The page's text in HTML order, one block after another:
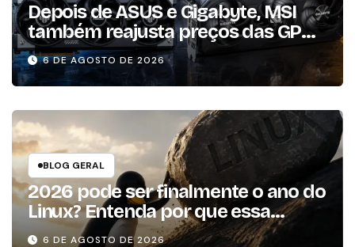
Depois de ASUS e Gigabyte, MSI
também reajusta preços das GPUs
em mais de 20%
6 DE AGOSTO DE 2026
BLOG GERAL
2026 pode ser finalmente o ano do
Linux? Entenda por que essa
previsão voltou à tona
6 DE AGOSTO DE 2026